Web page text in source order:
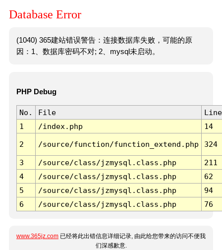
Database Error
(1040) 365建站错误警告：连接数据库失败，可能的原
因：1、数据库密码不对; 2、mysql未启动。
PHP Debug
No. File
Line
1
/index.php 14
2 /source/function/function_extend.php 324
3 /source/class/jzmysql.class.php
211
4
/source/class/jzmysql.class.php
62
5
/source/class/jzmysql.class.php
94
6
/source/class/jzmysql.class.php 76
www.365jz.com 已经将此出错信息详细记录, 由此给您带来的访问不便我
们深感歉意.